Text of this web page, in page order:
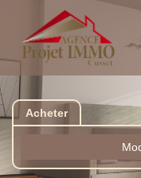
Acheter